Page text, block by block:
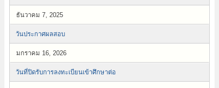
ธันวาคม 7, 2025
วันประกาศผลสอบ
มกราคม 16, 2026
วันที่ปิดรับการลงทะเบียนเข้าศึกษาต่อ